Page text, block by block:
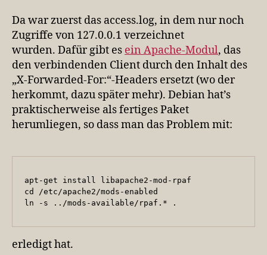
Da war zuerst das access.log, in dem nur noch
Zugriffe von 127.0.0.1 verzeichnet
wurden. Dafür gibt es ein Apache-Modul, das
den verbindenden Client durch den Inhalt des
„X-Forwarded-For:“-Headers ersetzt (wo der
herkommt, dazu später mehr). Debian hat’s
praktischerweise als fertiges Paket
herumliegen, so dass man das Problem mit:
apt-get install libapache2-mod-rpaf
cd /etc/apache2/mods-enabled
ln -s ../mods-available/rpaf.* .
erledigt hat.